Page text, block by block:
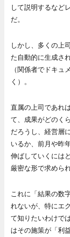
して説明するなど
だ。
しかし、多くの上
た自動的に生成さ
（関係者でドキュ
く）。
直属の上司であれ
て、成果がどのく
だろうし、経営層
いるか、前月や昨
伸ばしていくには
厳密な形で求められ
これに「結果の数
れないが、特にエ
て知りたいわけで
はその施策が「利